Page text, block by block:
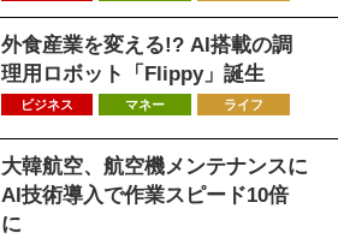
外食産業を変える!? AI搭載の調
理用ロボット「Flippy」誕生
ビジネス マネー ライフ
大韓航空、航空機メンテナンスに
AI技術導入で作業スピード10倍
に